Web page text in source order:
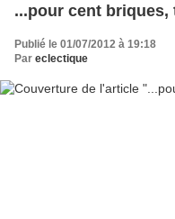
...pour cent briques,
Publié le 01/07/2012 à 19:18
Par eclectique